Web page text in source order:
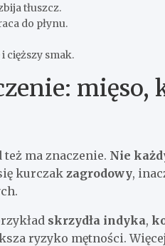
tłuszcz.
do płynu.
cięższy smak.
ma znaczenie. Nie
kurczak zagrodowy,
skrzydła indyka,
ryzyko mętności.